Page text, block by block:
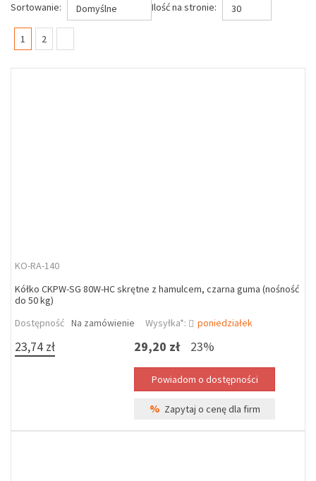
Sortowanie: Domyślne Ilość na stronie: 30
1 (current)
2
KO-RA-140
Kółko CKPW-SG 80W-HC skrętne z hamulcem, czarna guma (nośność
do 50 kg)
Dostępność Na zamówienie Wysyłka*: poniedziałek
23,74 zł 29,20 zł 23%
% Zapytaj o cenę dla firm